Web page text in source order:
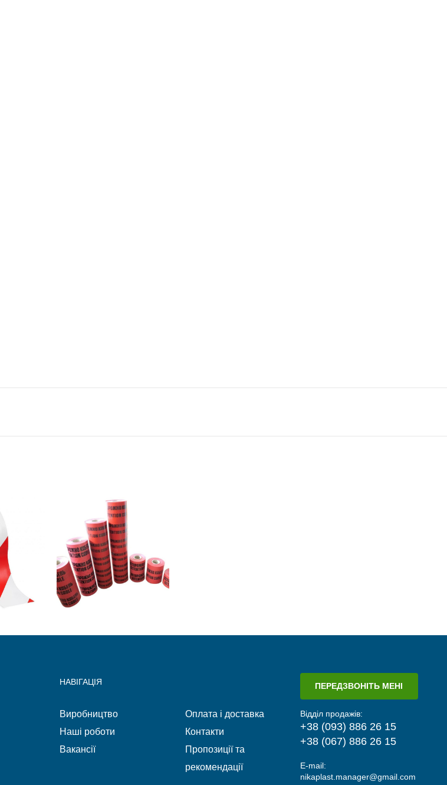
₴6.54
ADD TO
CART
НАВІГАЦІЯ
Виробництво
Наші роботи
Вакансії
Оплата і доставка
Контакти
Пропозиції та
рекомендації
ПЕРЕДЗВОНІТЬ МЕНІ
Відділ продажів:
+38 (093) 886 26 15
+38 (067) 886 26 15
E-mail:
nikaplast.manager@gmail.com